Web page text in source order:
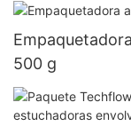
500 g